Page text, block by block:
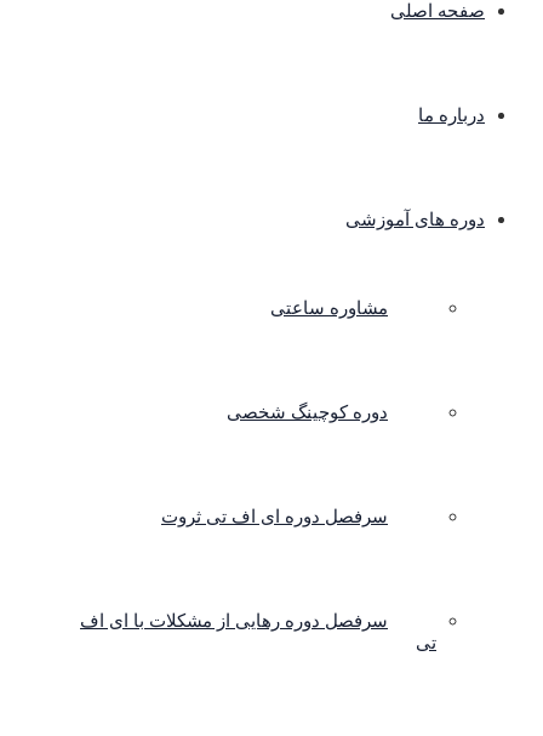
صفحه اصلی
درباره ما
دوره های آموزشی
مشاوره ساعتی
دوره کوچینگ شخصی
سرفصل دوره ای اف تی ثروت
سرفصل دوره رهایی از مشکلات با ای اف
تی